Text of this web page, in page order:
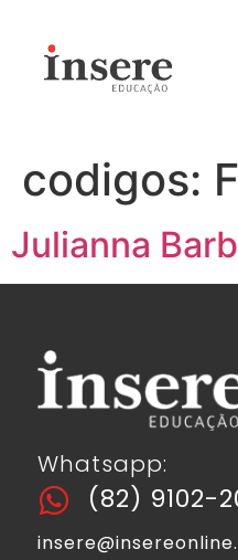
codigos:
Julianna
Whatsapp:
(82) 9102-